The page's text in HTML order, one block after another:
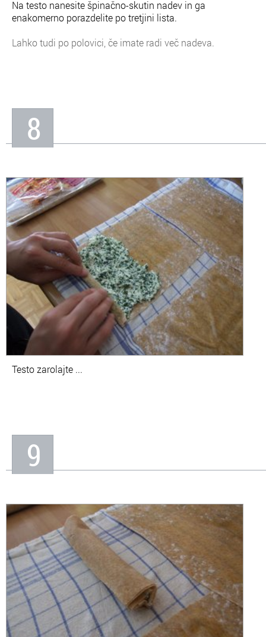
Na testo nanesite špinačno-skutin nadev in ga
enakomerno porazdelite po tretjini lista.
Lahko tudi po polovici, če imate radi več nadeva.
8
Testo zarolajte ...
9